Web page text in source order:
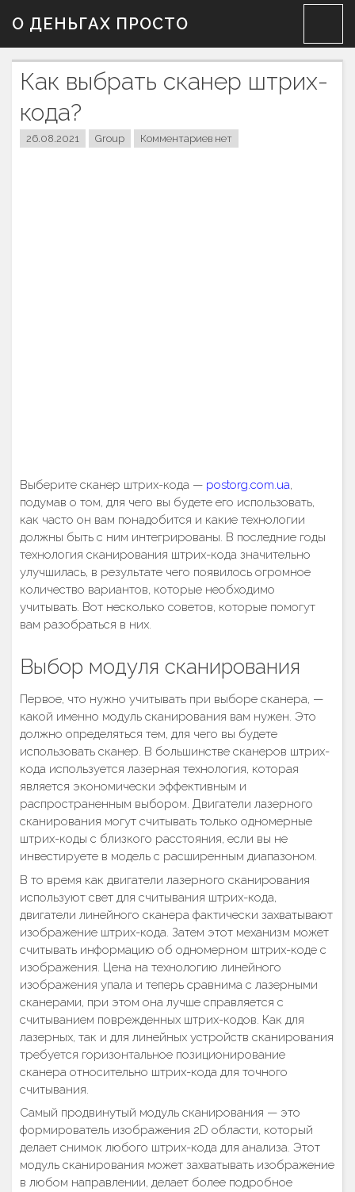
О ДЕНЬГАХ ПРОСТО
Как выбрать сканер штрих-
кода?
26.08.2021 Group Комментариев нет
Выберите сканер штрих-кода — postorg.com.ua,
подумав о том, для чего вы будете его использовать,
как часто он вам понадобится и какие технологии
должны быть с ним интегрированы. В последние годы
технология сканирования штрих-кода значительно
улучшилась, в результате чего появилось огромное
количество вариантов, которые необходимо
учитывать. Вот несколько советов, которые помогут
вам разобраться в них.
Выбор модуля сканирования
Первое, что нужно учитывать при выборе сканера, —
какой именно модуль сканирования вам нужен. Это
должно определяться тем, для чего вы будете
использовать сканер. В большинстве сканеров штрих-
кода используется лазерная технология, которая
является экономически эффективным и
распространенным выбором. Двигатели лазерного
сканирования могут считывать только одномерные
штрих-коды с близкого расстояния, если вы не
инвестируете в модель с расширенным диапазоном.
В то время как двигатели лазерного сканирования
используют свет для считывания штрих-кода,
двигатели линейного сканера фактически захватывают
изображение штрих-кода. Затем этот механизм может
считывать информацию об одномерном штрих-коде с
изображения. Цена на технологию линейного
изображения упала и теперь сравнима с лазерными
сканерами, при этом она лучше справляется с
считыванием поврежденных штрих-кодов. Как для
лазерных, так и для линейных устройств сканирования
требуется горизонтальное позиционирование
сканера относительно штрих-кода для точного
считывания.
Самый продвинутый модуль сканирования — это
формирователь изображения 2D области, который
делает снимок любого штрих-кода для анализа. Этот
модуль сканирования может захватывать изображение
в любом направлении, делает более подробное